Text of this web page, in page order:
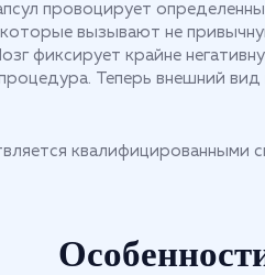
провоцирует
вызывают не
фиксирует крайне
Теперь внешний